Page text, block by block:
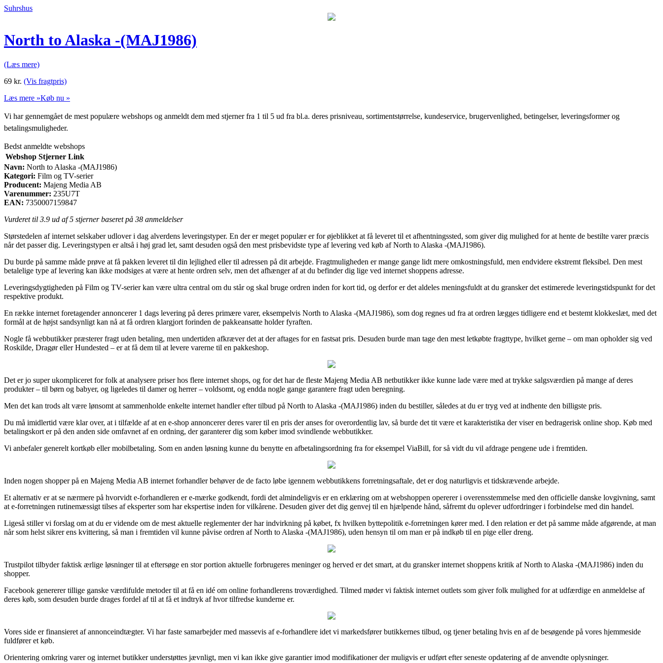
Suhrshus
North to Alaska -(MAJ1986)
(Læs mere)
69 kr. (Vis fragtpris)
Læs mere »Køb nu »
Vi har gennemgået de mest populære webshops og anmeldt dem med stjerner fra 1 til 5 ud fra bl.a. deres prisniveau, sortimentstørrelse, kundeservice, brugervenlighed, betingelser, leveringsformer og
betalingsmuligheder.
Bedst anmeldte webshops
Webshop Stjerner Link
Navn: North to Alaska -(MAJ1986)
Kategori: Film og TV-serier
Producent: Majeng Media AB
Varenummer: 235U7T
EAN: 7350007159847
Vurderet til 3.9 ud af 5 stjerner baseret på 38 anmeldelser
Størstedelen af internet selskaber udlover i dag alverdens leveringstyper. En der er meget populær er for øjeblikket at få leveret til et afhentningssted, som giver dig mulighed for at hente de bestilte varer præcis
når det passer dig. Leveringstypen er altså i høj grad let, samt desuden også den mest prisbevidste type af levering ved køb af North to Alaska -(MAJ1986).
Du burde på samme måde prøve at få pakken leveret til din lejlighed eller til adressen på dit arbejde. Fragtmuligheden er mange gange lidt mere omkostningsfuld, men endvidere ekstremt fleksibel. Den mest
betalelige type af levering kan ikke modsiges at være at hente ordren selv, men det afhænger af at du befinder dig lige ved internet shoppens adresse.
Leveringsdygtigheden på Film og TV-serier kan være ultra central om du står og skal bruge ordren inden for kort tid, og derfor er det aldeles meningsfuldt at du gransker det estimerede leveringstidspunkt for det
respektive produkt.
En række internet foretagender annoncerer 1 dags levering på deres primære varer, eksempelvis North to Alaska -(MAJ1986), som dog regnes ud fra at ordren lægges tidligere end et bestemt klokkeslæt, med det
formål at de højst sandsynligt kan nå at få ordren klargjort forinden de pakkeansatte holder fyraften.
Nogle få webbutikker præsterer fragt uden betaling, men undertiden afkræver det at der aftages for en fastsat pris. Desuden burde man tage den mest letkøbte fragttype, hvilket gerne – om man opholder sig ved
Roskilde, Dragør eller Hundested – er at få dem til at levere varerne til en pakkeshop.
Det er jo super ukompliceret for folk at analysere priser hos flere internet shops, og for det har de fleste Majeng Media AB netbutikker ikke kunne lade være med at trykke salgsværdien på mange af deres
produkter – til børn og babyer, og ligeledes til damer og herrer – voldsomt, og endda nogle gange garantere fragt uden beregning.
Men det kan trods alt være lønsomt at sammenholde enkelte internet handler efter tilbud på North to Alaska -(MAJ1986) inden du bestiller, således at du er tryg ved at indhente den billigste pris.
Du må imidlertid være klar over, at i tilfælde af at en e-shop annoncerer deres varer til en pris der anses for overordentlig lav, så burde det tit være et karakteristika der viser en bedragerisk online shop. Køb med
betalingskort er på den anden side omfavnet af en ordning, der garanterer dig som køber imod svindlende webbutikker.
Vi anbefaler generelt kortkøb eller mobilbetaling. Som en anden løsning kunne du benytte en afbetalingsordning fra for eksempel ViaBill, for så vidt du vil afdrage pengene ude i fremtiden.
Inden nogen shopper på en Majeng Media AB internet forhandler behøver de de facto løbe igennem webbutikkens forretningsaftale, det er dog naturligvis et tidskrævende arbejde.
Et alternativ er at se nærmere på hvorvidt e-forhandleren er e-mærke godkendt, fordi det almindeligvis er en erklæring om at webshoppen opererer i overensstemmelse med den officielle danske lovgivning, samt
at e-forretningen rutinemæssigt tilses af eksperter som har ekspertise inden for vilkårene. Desuden giver det dig genvej til en hjælpende hånd, såfremt du oplever udfordringer i forbindelse med din handel.
Ligeså stiller vi forslag om at du er vidende om de mest aktuelle reglementer der har indvirkning på købet, fx hvilken byttepolitik e-forretningen kører med. I den relation er det på samme måde afgørende, at man
når som helst sikrer ens kvittering, så man i fremtiden vil kunne påvise ordren af North to Alaska -(MAJ1986), uden hensyn til om man er på indkøb til en pige eller dreng.
Trustpilot tilbyder faktisk ærlige løsninger til at eftersøge en stor portion aktuelle forbrugeres meninger og herved er det smart, at du gransker internet shoppens kritik af North to Alaska -(MAJ1986) inden du
shopper.
Facebook genererer tillige ganske værdifulde metoder til at få en idé om online forhandlerens troværdighed. Tilmed møder vi faktisk internet outlets som giver folk mulighed for at udfærdige en anmeldelse af
deres køb, som desuden burde drages fordel af til at få et indtryk af hvor tilfredse kunderne er.
Vores side er finansieret af annonceindtægter. Vi har faste samarbejder med massevis af e-forhandlere idet vi markedsfører butikkernes tilbud, og tjener betaling hvis en af de besøgende på vores hjemmeside
fuldfører et køb.
Orientering omkring varer og internet butikker understøttes jævnligt, men vi kan ikke give garantier imod modifikationer der muligvis er udført efter seneste opdatering af de anvendte oplysninger.